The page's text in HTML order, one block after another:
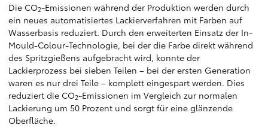
Die CO2-Emissionen während der Produktion werden durch
ein neues automatisiertes Lackierverfahren mit Farben auf
Wasserbasis reduziert. Durch den erweiterten Einsatz der In-
Mould-Colour-Technologie, bei der die Farbe direkt während
des Spritzgießens aufgebracht wird, konnte der
Lackierprozess bei sieben Teilen – bei der ersten Generation
waren es nur drei Teile – komplett eingespart werden. Dies
reduziert die CO2-Emissionen im Vergleich zur normalen
Lackierung um 50 Prozent und sorgt für eine glänzende
Oberfläche.